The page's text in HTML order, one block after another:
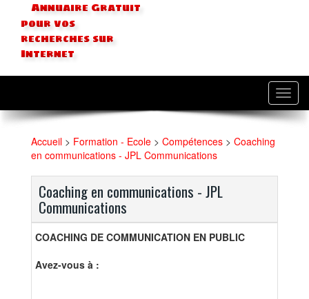
Annuaire Gratuit
pour vos
recherches sur
Internet
Accueil > Formation - Ecole > Compétences > Coaching
en communications - JPL Communications
Coaching en communications - JPL
Communications
COACHING DE COMMUNICATION EN PUBLIC
Avez-vous à :